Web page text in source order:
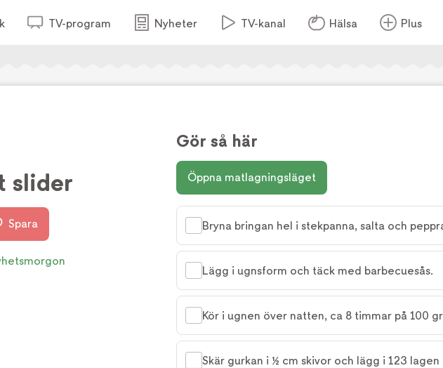
TV-program Nyheter TV-kanal Hälsa Plus
slider
Spara
Gör så här
Öppna matlagningsläget
Bryna bringan hel i stekpanna, salta och
Lägg i ugnsform och täck med barbecuesås.
Kör i ugnen över natten, ca 8 timmar på 100
Skär gurkan i ½ cm skivor och lägg i 123